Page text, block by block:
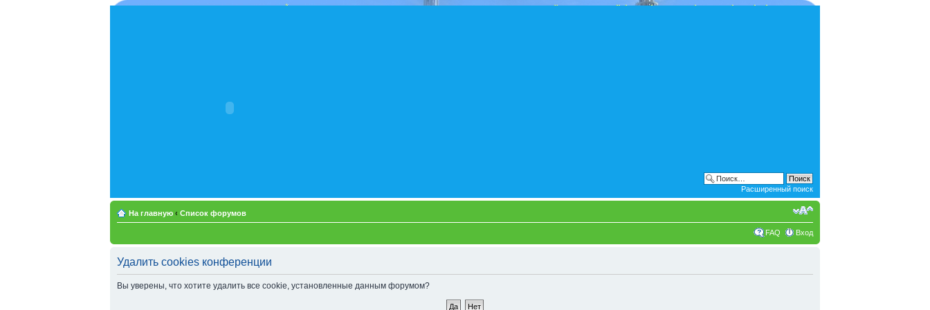
Расширенный поиск
На главную ‹ Список форумов
FAQ Вход
Удалить cookies конференции
Вы уверены, что хотите удалить все cookie, установленные данным форумом?